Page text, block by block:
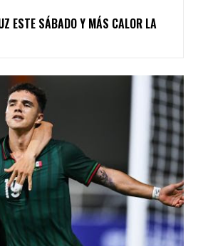
ESTE SÁBADO Y MÁS CALOR LA